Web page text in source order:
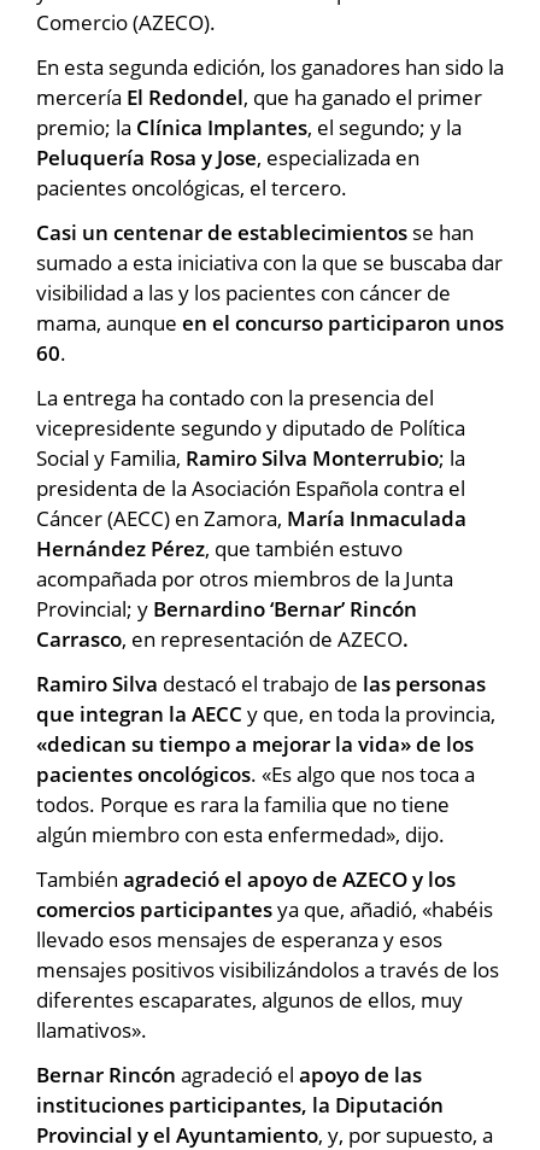
Comercio (AZECO).
En esta segunda edición, los ganadores han sido la
mercería El Redondel, que ha ganado el primer
premio; la Clínica Implantes, el segundo; y la
Peluquería Rosa y Jose, especializada en
pacientes oncológicas, el tercero.
Casi un centenar de establecimientos se han
sumado a esta iniciativa con la que se buscaba dar
visibilidad a las y los pacientes con cáncer de
mama, aunque en el concurso participaron unos
60.
La entrega ha contado con la presencia del
vicepresidente segundo y diputado de Política
Social y Familia, Ramiro Silva Monterrubio; la
presidenta de la Asociación Española contra el
Cáncer (AECC) en Zamora, María Inmaculada
Hernández Pérez, que también estuvo
acompañada por otros miembros de la Junta
Provincial; y Bernardino ‘Bernar’ Rincón
Carrasco, en representación de AZECO.
Ramiro Silva destacó el trabajo de las personas
que integran la AECC y que, en toda la provincia,
«dedican su tiempo a mejorar la vida» de los
pacientes oncológicos. «Es algo que nos toca a
todos. Porque es rara la familia que no tiene
algún miembro con esta enfermedad», dijo.
También agradeció el apoyo de AZECO y los
comercios participantesya que, añadió, «habéis
llevado esos mensajes de esperanza y esos
mensajes positivos visibilizándolos a través de los
diferentes escaparates, algunos de ellos, muy
llamativos».
Bernar Rincón agradeció el apoyo de las
instituciones participantes, la Diputación
Provincial y el Ayuntamiento, y, por supuesto, a